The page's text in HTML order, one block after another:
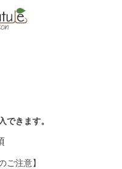
できます。
ご注意】